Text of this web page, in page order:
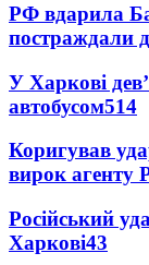
РФ вдарила
постраждали
У Харкові
автобусом514
Коригував
вирок агенту
Російський
Харкові43